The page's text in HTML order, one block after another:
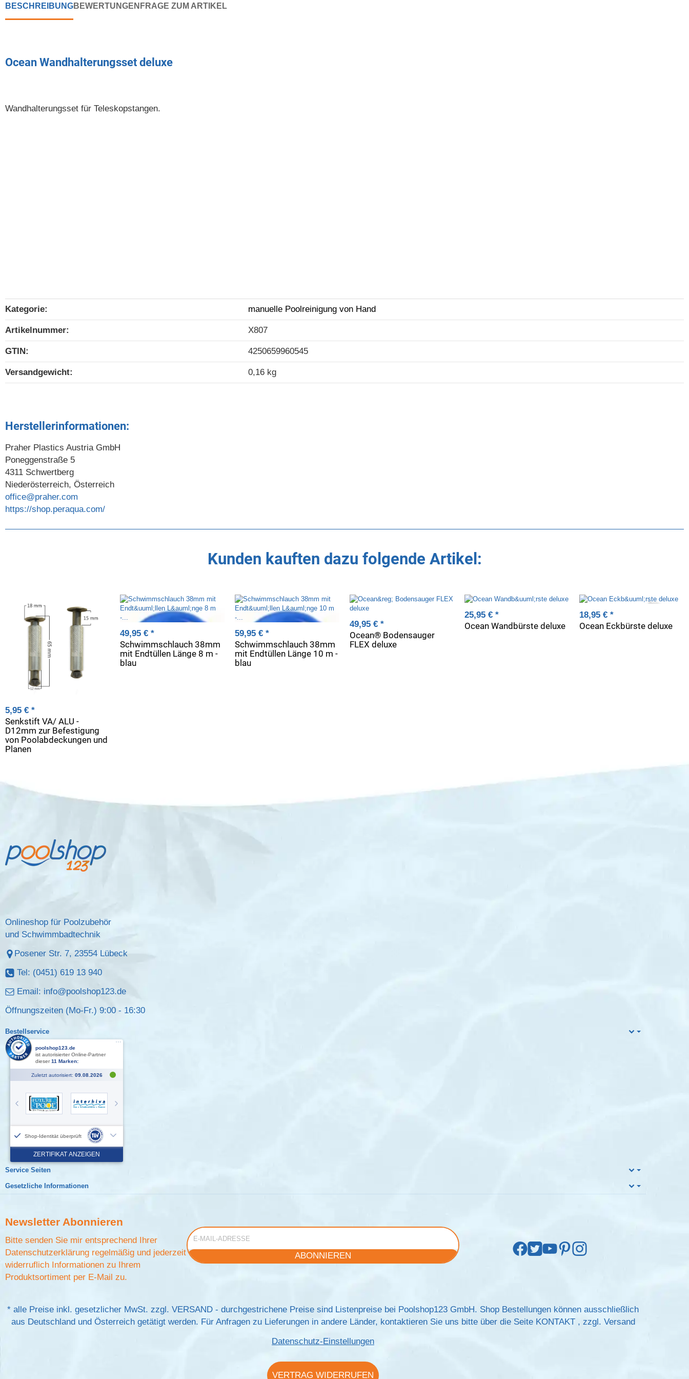
BESCHREIBUNGBEWERTUNGENFRAGE ZUM ARTIKEL
Ocean Wandhalterungsset deluxe
Wandhalterungsset für Teleskopstangen.
Produkteigenschaft
Wert
Kategorie: manuelle Poolreinigung von Hand
Artikelnummer: X807
GTIN: 4250659960545
Versandgewicht‍: 0,16 kg
Herstellerinformationen:
Praher Plastics Austria GmbH
Poneggenstraße 5
4311 Schwertberg
Niederösterreich, Österreich
office@praher.com
https://shop.peraqua.com/
Kunden kauften dazu folgende Artikel:
Senkstift VA/ ALU -
D12mm zur Befestigung
von Poolabdeckungen und
Planen
5,95 € *
Schwimmschlauch 38mm
mit Endtüllen Länge 8 m -
blau
49,95 € *
Schwimmschlauch 38mm
mit Endtüllen Länge 10 m -
blau
59,95 € *
Ocean® Bodensauger
FLEX deluxe
49,95 € * Ocean Wandbürste deluxe
25,95 € *
Ocean Eckbürste deluxe
18,95 € *
Onlineshop für Poolzubehör
und Schwimmbadtechnik
Posener Str. 7, 23554 Lübeck
Tel: (0451) 619 13 940
Email: info@poolshop123.de
Öffnungszeiten (Mo-Fr.) 9:00 - 16:30
Bestellservice
Service Seiten
Gesetzliche Informationen
Newsletter Abonnieren
Bitte senden Sie mir entsprechend Ihrer
Datenschutzerklärung regelmäßig und jederzeit
widerruflich Informationen zu Ihrem
Produktsortiment per E-Mail zu.
E-Mail-Adresse
ABONNIEREN
* alle Preise inkl. gesetzlicher MwSt. zzgl. VERSAND - durchgestrichene Preise sind Listenpreise bei Poolshop123 GmbH. Shop Bestellungen können ausschließlich
aus Deutschland und Österreich getätigt werden. Für Anfragen zu Lieferungen in andere Länder, kontaktieren Sie uns bitte über die Seite KONTAKT, zzgl. Versand
Datenschutz-Einstellungen
VERTRAG WIDERRUFEN